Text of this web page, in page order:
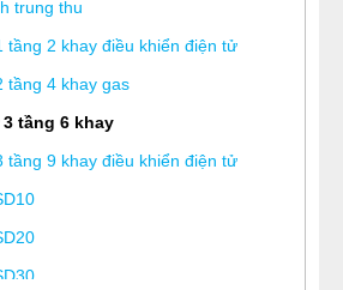
trung thu
tầng 2 khay điều khiển điện tử
tầng 4 khay gas
tầng 6 khay
tầng 9 khay điều khiển điện tử